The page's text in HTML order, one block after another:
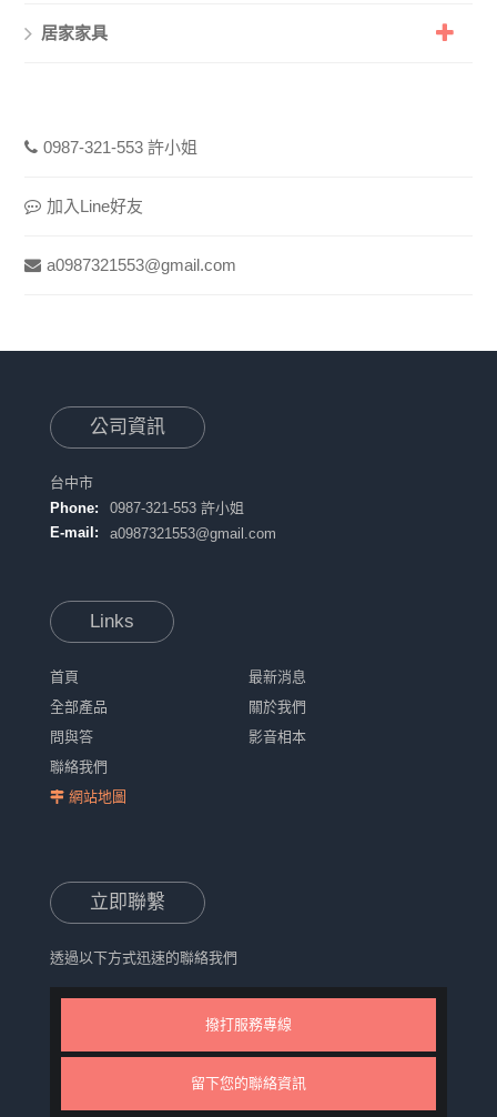
居家家具
0987-321-553 許小姐
加入Line好友
a0987321553@gmail.com
公司資訊
台中市
Phone:
0987-321-553 許小姐
E-mail:
a0987321553@gmail.com
Links
首頁
最新消息
全部產品
關於我們
問與答
影音相本
聯絡我們
網站地圖
立即聯繫
透過以下方式迅速的聯絡我們
撥打服務專線
留下您的聯絡資訊